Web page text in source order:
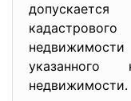
допускается
недвижимости.